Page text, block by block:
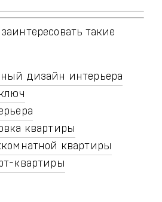
такие
дизайн интерьера
квартиры
квартиры
квартиры